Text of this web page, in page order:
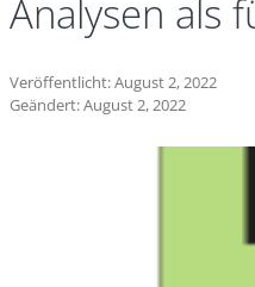
Analysen als
Veröffentlicht: August 2, 2022
Geändert: August 2, 2022